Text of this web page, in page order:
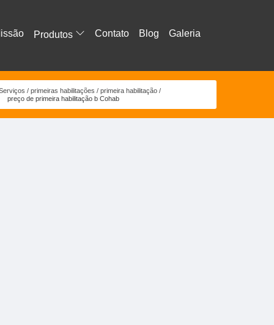
Produtos Contato Blog Galeria
primeiras habilitações
primeira habilitação
preço de primeira habilitação b Cohab